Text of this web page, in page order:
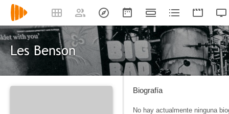
Les Benson
Biografía
No hay actualmente ninguna